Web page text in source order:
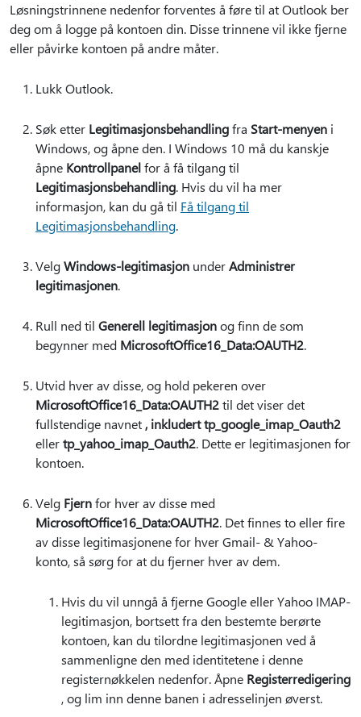
Løsningstrinnene nedenfor forventes å føre til at Outlook ber
deg om å logge på kontoen din. Disse trinnene vil ikke fjerne
eller påvirke kontoen på andre måter.
Lukk Outlook.
Søk etter Legitimasjonsbehandlingfra Start-menyen i
Windows, og åpne den. I Windows 10 må du kanskje
åpne Kontrollpanelfor å få tilgang til
Legitimasjonsbehandling. Hvis du vil ha mer
informasjon, kan du gå til Få tilgang til
Legitimasjonsbehandling.
VelgWindows-legitimasjon underAdministrer
legitimasjonen.
Rull ned til Generell legitimasjonog finn de som
begynner med MicrosoftOffice16_Data:OAUTH2.
Utvid hver av disse, og hold pekeren over
MicrosoftOffice16_Data:OAUTH2til det viser det
fullstendige navnet , inkludert tp_google_imap_Oauth2
ellertp_yahoo_imap_Oauth2. Dette er legitimasjonen for
kontoen.
Velg Fjernfor hver av disse med
MicrosoftOffice16_Data:OAUTH2. Det finnes to eller fire
av disse legitimasjonene for hver Gmail- & Yahoo-
konto, så sørg for at du fjerner hver av dem.
Hvis du vil unngå å fjerne Google eller Yahoo IMAP-
legitimasjon, bortsett fra den bestemte berørte
kontoen, kan du tilordne legitimasjonen ved å
sammenligne den med identitetene i denne
registernøkkelen nedenfor. Åpne Registerredigering
, og lim inn denne banen i adresselinjen øverst.